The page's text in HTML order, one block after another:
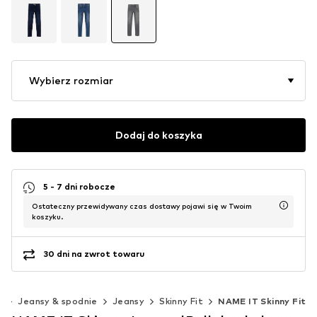
Wybierz rozmiar
Dodaj do koszyka
5 - 7 dni robocze
Ostateczny przewidywany czas dostawy pojawi się w Twoim
koszyku.
30 dni na zwrot towaru
Jeansy & spodnie Jeansy Skinny Fit NAME IT Skinny Fit